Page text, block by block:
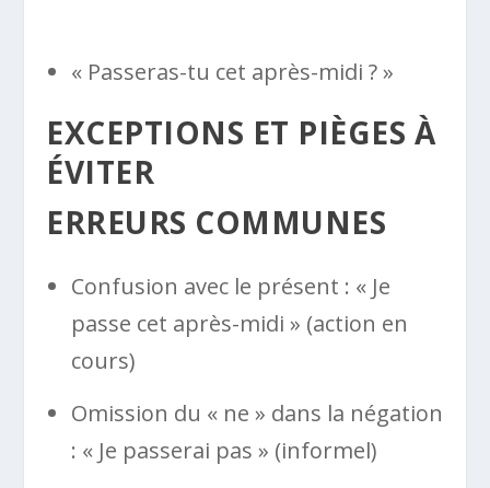
« Passeras-tu cet après-midi ? »
EXCEPTIONS ET PIÈGES À
ÉVITER
ERREURS COMMUNES
Confusion avec le présent : « Je
passe cet après-midi » (action en
cours)
Omission du « ne » dans la négation
: « Je passerai pas » (informel)